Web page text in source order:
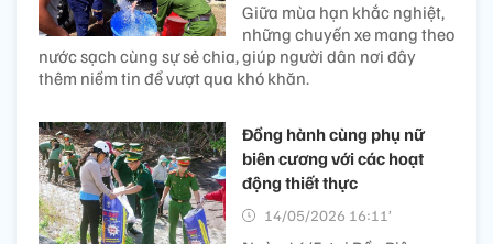
Giữa mùa hạn khắc nghiệt,
những chuyến xe mang theo
nước sạch cùng sự sẻ chia, giúp người dân nơi đây
thêm niềm tin để vượt qua khó khăn.
Đồng hành cùng phụ nữ
biên cương với các hoạt
động thiết thực
14/05/2026 16:11’